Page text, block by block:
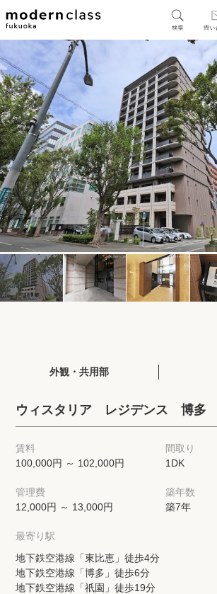
SEARCH
地図から探す 駅・
区から探す
人気エリアから探す
アクセスランキング
保存した検索条件
店舗・スタッフ紹介
希望条件を伝えてプロに探してもらう
来店予約
各種お問い合わせ
高級賃貸物件コラム
外観・共用部
ウィスタリア レジデンス 博多
賃料
100,000円 ～ 102,000円
間取り
1DK
管理費
12,000円 ～ 13,000円
築年数
築7年
最寄り駅
地下鉄空港線「東比恵」徒歩4分
地下鉄空港線「博多」徒歩6分
地下鉄空港線「祇園」徒歩19分